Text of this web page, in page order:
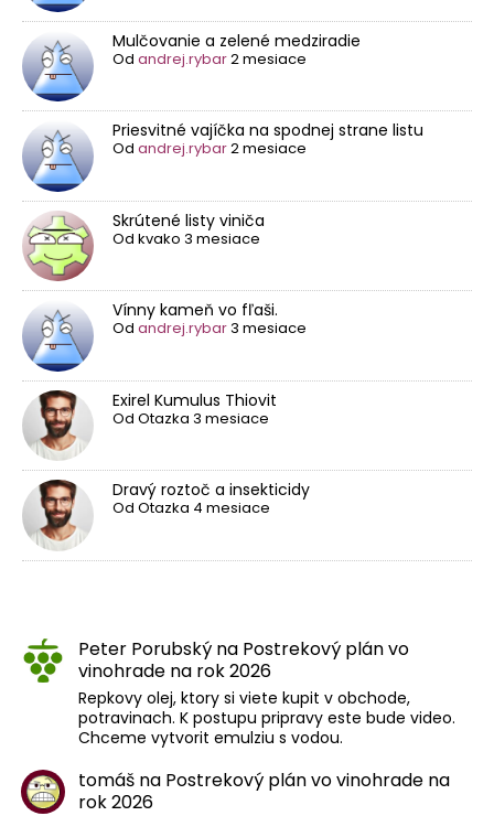
Mulčovanie a zelené medziradie
Od andrej.rybar2 mesiace
Priesvitné vajíčka na spodnej strane listu
Od andrej.rybar2 mesiace
Skrútené listy viniča
Od kvako 3 mesiace
Vínny kameň vo fľaši.
Od andrej.rybar3 mesiace
Exirel Kumulus Thiovit
Od Otazka 3 mesiace
Dravý roztoč a insekticidy
Od Otazka 4 mesiace
Peter Porubský na Postrekový plán vo
vinohrade na rok 2026
Repkovy olej, ktory si viete kupit v obchode,
potravinach. K postupu pripravy este bude video.
Chceme vytvorit emulziu s vodou.
tomáš na Postrekový plán vo vinohrade na
rok 2026